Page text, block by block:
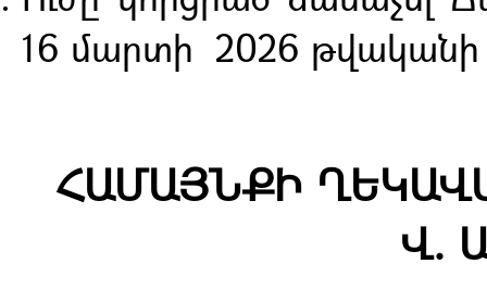
16 մարտի 2026 թվականի
ՀԱՄԱՅՆՔԻ
Վ.